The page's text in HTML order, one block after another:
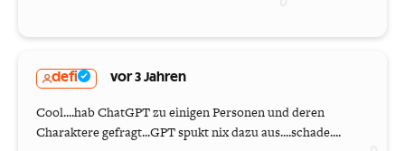
defi vor 3 Jahren
Cool....hab ChatGPT zu einigen Personen und deren
Charaktere gefragt...GPT spukt nix dazu aus....schade....